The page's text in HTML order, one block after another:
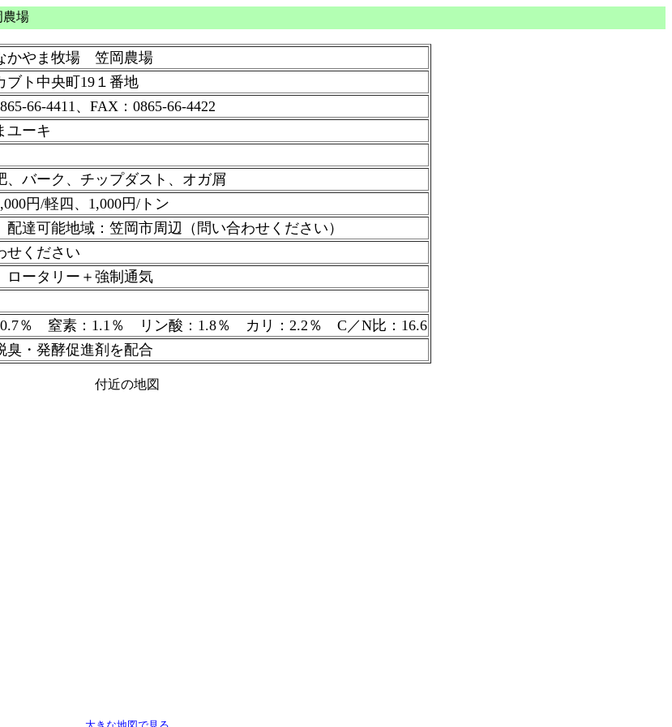
農場
かやま牧場 笠岡農場
ブト中央町19１番地
66-4411、FAX：0865-66-4422
ユーキ
、バーク、チップダスト、オガ屑
円/軽四、1,000円/トン
可能地域：笠岡市周辺（問い合わせください）
せください
ロータリー＋強制通気
％ 窒素：1.1％ リン酸：1.8％ カリ：2.2％ C／N比：16.6
臭・発酵促進剤を配合
付近の地図